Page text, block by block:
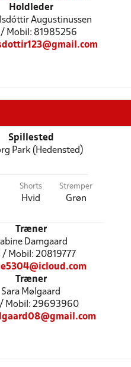
Holdleder
Augustinussen
/ Mobil: 81985256
Spillested
Park (Hedensted)
Shorts
Hvid
Strømper
Grøn
Træner
Damgaard
/ Mobil: 20819777
Træner
Sara Mølgaard
/ Mobil: 29693960